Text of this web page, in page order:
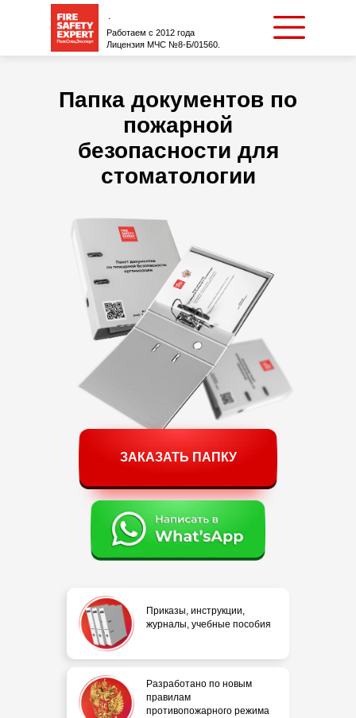
Работаем с 2012 года
Лицензия МЧС №8-Б/01560.
.
Папка документов по
пожарной
безопасности для
стоматологии
Приказы, инструкции,
журналы, учебные пособия
ЗАКАЗАТЬ ПАПКУ
Разработано по новым
правилам
противопожарного режима